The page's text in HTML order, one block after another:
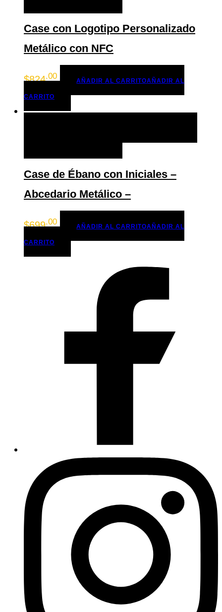
Case con Logotipo Personalizado
Metálico con NFC
$824.00 AÑADIR AL CARRITOAÑADIR AL
CARRITO
Case de Ébano con Iniciales –
Abcedario Metálico –
$699.00 AÑADIR AL CARRITOAÑADIR AL
CARRITO